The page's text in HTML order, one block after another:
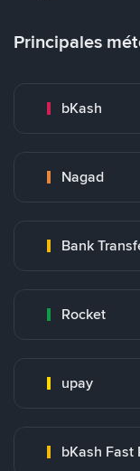
Principales
bKash
Nagad
Bank
Rocket
upay
bKash Fast